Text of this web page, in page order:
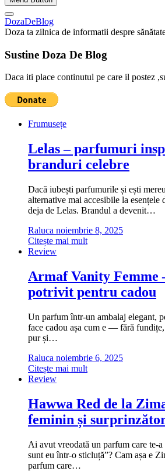
DozaDeBlog
Doza ta zilnica de informatii despre
Sustine Doza De Blog
Daca iti place continutul pe care il postez
Frumusețe
Lelas – parfumuri
branduri celebre
Dacă iubești parfumurile și ești
alternative mai accesibile la
deja de Lelas. Brandul a devenit…
Raluca noiembrie 8, 2025
Citește mai mult
Review
Armaf Vanity Femme
potrivit pentru cadou
Un parfum într-un ambalaj elegant,
face cadou așa cum e — fără
pur și…
Raluca noiembrie 6, 2025
Citește mai mult
Review
Hawwa Red de la
feminin și
Ai avut vreodată un parfum care te-a
sunt eu într-o sticluță”? Cam așa e
parfum care…